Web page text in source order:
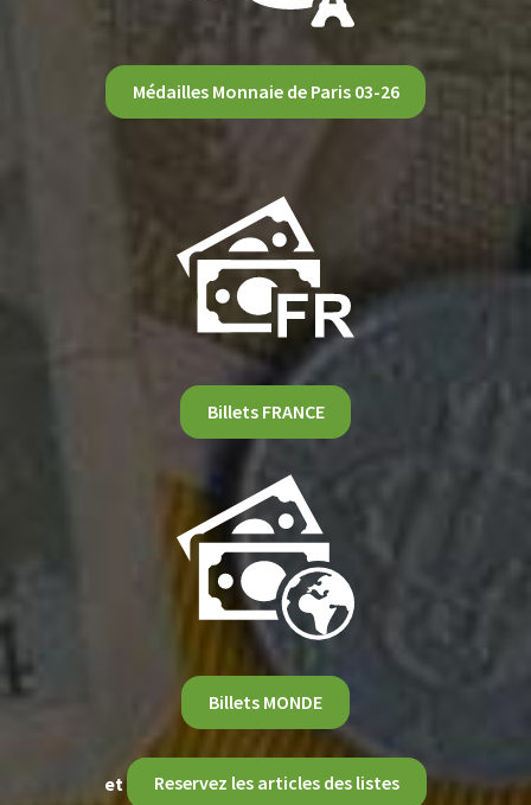
Médailles Monnaie de Paris 03-26
Billets FRANCE
Billets MONDE
et Reservez les articles des listes